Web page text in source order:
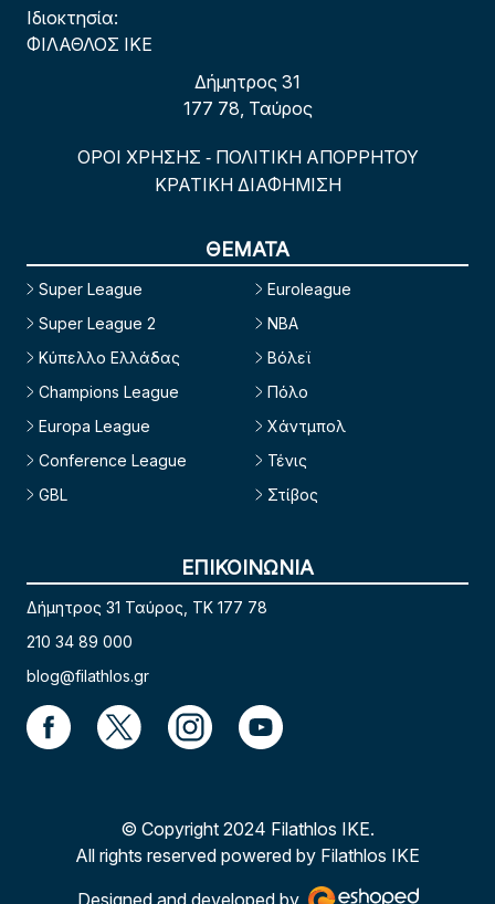
Ιδιοκτησία:
ΦΙΛΑΘΛΟΣ ΙΚΕ
Δήμητρος 31
177 78, Ταύρος
ΟΡΟΙ ΧΡΗΣΗΣ - ΠΟΛΙΤΙΚΗ ΑΠΟΡΡΗΤΟΥ
ΚΡΑΤΙΚΗ ΔΙΑΦΗΜΙΣΗ
ΘΕΜΑΤΑ
Super League
Super League 2
Κύπελλο Ελλάδας
Champions League
Europa League
Conference League
GBL
Euroleague
NBA
Βόλεϊ
Πόλο
Χάντμπολ
Τένις
Στίβος
ΕΠΙΚΟΙΝΩΝΙΑ
Δήμητρος 31 Ταύρος, TK 177 78
210 34 89 000
blog@filathlos.gr
© Copyright 2024 Filathlos ΙΚΕ.
All rights reserved powered by Filathlos ΙΚΕ